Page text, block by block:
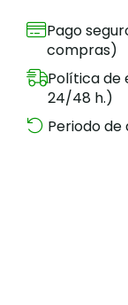
Pago
compras)
Política de
24/48 h.)
Periodo de